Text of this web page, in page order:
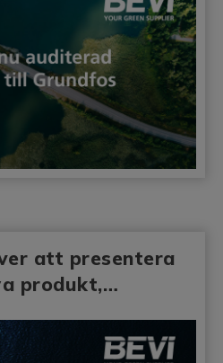
att presentera
produkt,